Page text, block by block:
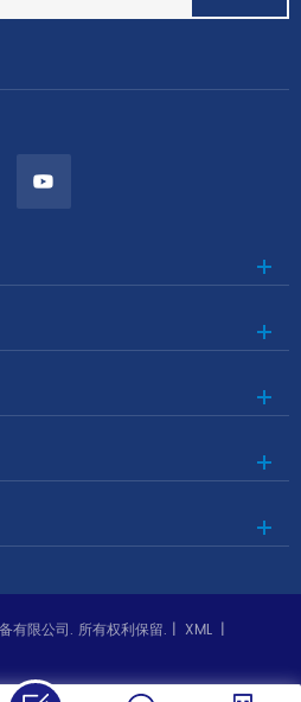
有限公司. 所有权利保留. | XML |